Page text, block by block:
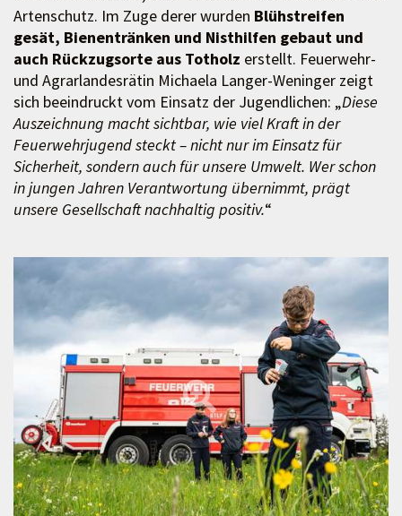
Artenschutz. Im Zuge derer wurden Blühstreifen
gesät, Bienentränken und Nisthilfen gebaut und
auch Rückzugsorte aus Totholz erstellt. Feuerwehr-
und Agrarlandesrätin Michaela Langer-Weninger zeigt
sich beeindruckt vom Einsatz der Jugendlichen: „Diese
Auszeichnung macht sichtbar, wie viel Kraft in der
Feuerwehrjugend steckt – nicht nur im Einsatz für
Sicherheit, sondern auch für unsere Umwelt. Wer schon
in jungen Jahren Verantwortung übernimmt, prägt
unsere Gesellschaft nachhaltig positiv.“